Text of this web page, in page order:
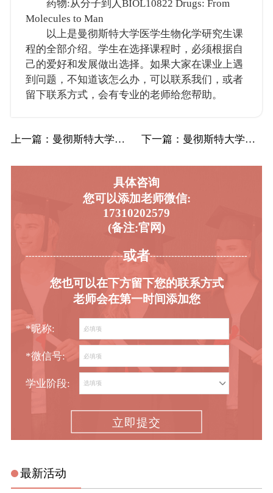
药物:从分子到人BIOL10822 Drugs: From
Molecules to Man
以上是曼彻斯特大学医学生物化学研究生课
程的全部介绍。学生在选择课程时，必须根据自
己的爱好和发展做出选择。如果大家在课业上遇
到问题，不知道该怎么办，可以联系我们，或者
留下联系方式，会有专业的老师给您帮助。
上一篇 ：曼彻斯特大学UoM曼大营销专业辅导补习补… 下一篇 ：曼彻斯特大学UoM曼大医学生物化学辅导补…
具体咨询
您可以添加老师微信:
17310202579
(备注:官网)
或者
您也可以在下方留下您的联系方式
老师会在第一时间添加您
*昵称:
*微信号:
学业阶段:
立即提交
最新活动